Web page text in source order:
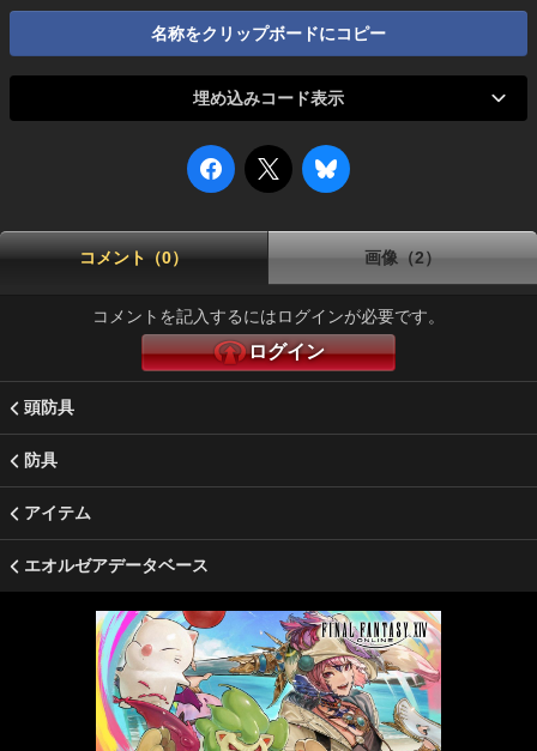
名称をクリップボードにコピー
埋め込みコード表示
コメント（0） 画像（2）
コメントを記入するにはログインが必要です。
ログイン
頭防具
防具
アイテム
エオルゼアデータベース